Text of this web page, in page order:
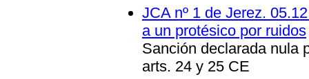
JCA nº 1 de Jerez.
a un protésico por ruidos
Sanción declarada nula
arts. 24 y 25 CE